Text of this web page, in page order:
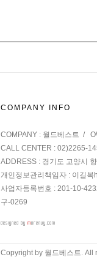
COMPANY INFO
COMPANY : 월드베스트 /
CALL CENTER : 02)2265-
ADDRESS : 경기도 고양시
개인정보관리책임자 : 이길복
사업자등록번호 : 201-10-
구-0269
Copyright by 월드베스트. All